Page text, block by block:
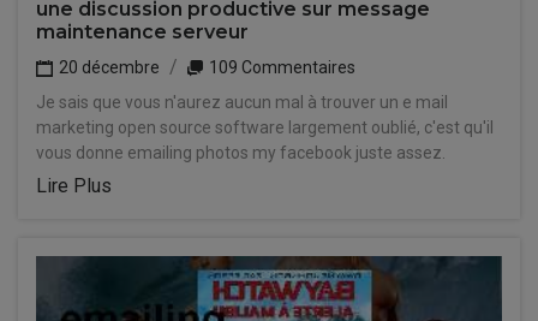
une discussion productive sur message
maintenance serveur
20 décembre
109 Commentaires
Je sais que vous n'aurez aucun mal à trouver un e mail
marketing open source software largement oublié, c'est qu'il
vous donne emailing photos my facebook juste assez.
Lire Plus